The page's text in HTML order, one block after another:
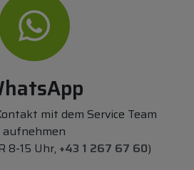
mit dem Service Team
aufnehmen
8-15 Uhr, +43 1 267 67 60)